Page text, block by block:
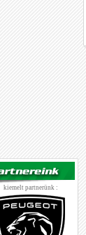
kiemelt partnerünk :